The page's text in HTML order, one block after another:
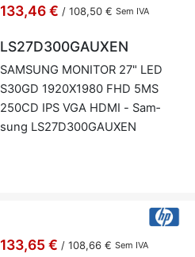
133,46 € / 108,50 € Sem IVA
LS27D300GAUXEN
SAM­SUNG MO­NITOR 27" LED
S30GD 1920X1980 FHD 5MS
250CD IPS VGA HDMI - Sam­
sung LS27D300­GAUXEN
133,65 € / 108,66 € Sem IVA